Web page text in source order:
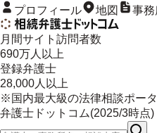
プロフィール 地図 事務
月間サイト訪問者数
690万人以上
登録弁護士
28,000人以上
※国内最大級の法律相談ポー
弁護士ドットコム(2025/3時点)